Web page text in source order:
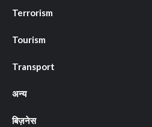
Terrorism
Tourism
Transport
अन्य
बिज़नेस